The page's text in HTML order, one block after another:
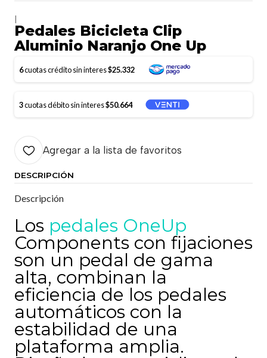
Pedales Bicicleta Clip
Aluminio Naranjo One Up
6cuotas crédito sin interes$25.332
3cuotas débito sin interes$50.664
Agregar a la lista de favoritos
DESCRIPCIÓN
Descripción
Los pedales OneUp
Components con fijaciones
son un pedal de gama
alta, combinan la
eficiencia de los pedales
automáticos con la
estabilidad de una
plataforma amplia.